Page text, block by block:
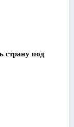
страну под